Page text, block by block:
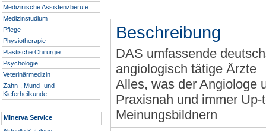
Medizinische Assistenzberufe
Medizinstudium
Pflege
Physiotherapie
Plastische Chirurgie
Psychologie
Veterinärmedizin
Zahn-, Mund- und
Kieferheilkunde
Minerva Service
Beschreibung
DAS umfassende
angiologisch tätige Ärzte
Alles, was der Angiologe
Praxisnah und immer
Meinungsbildnern